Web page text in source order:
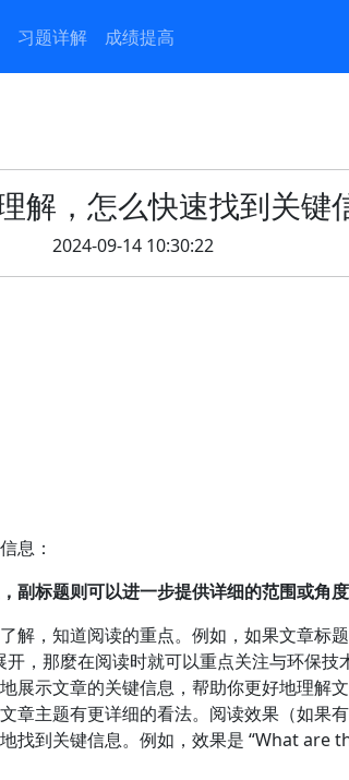
习题详解 成绩提高
解，怎么快速找到关键
2024-09-14 10:30:22
息：
标题则可以进一步提供详细的范围或角度
解，知道阅读的重点。例如，如果文章
，那麼在阅读时就可以重点关注与环保
展示文章的关键信息，帮助你更好地理解
主题有更详细的看法。阅读效果（如果
找到关键信息。例如，效果是 “What